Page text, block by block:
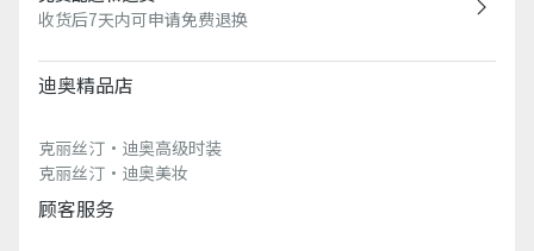
收货后7天内可申请免费退换
迪奥精品店
克丽丝汀·迪奥高级时装
克丽丝汀·迪奥美妆
顾客服务